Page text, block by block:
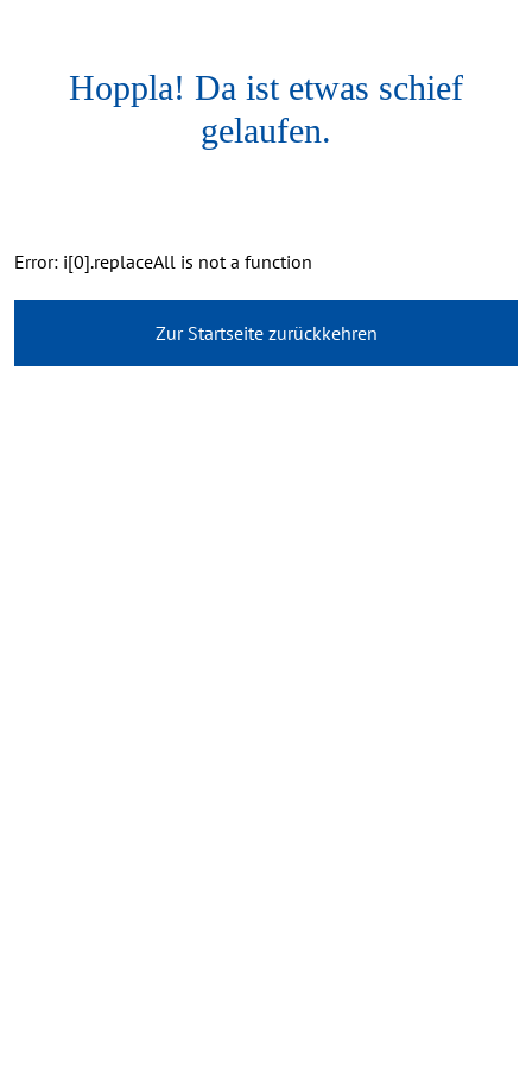
Hoppla! Da ist etwas schief
gelaufen.
Error: i[0].replaceAll is not a function
Zur Startseite zurückkehren